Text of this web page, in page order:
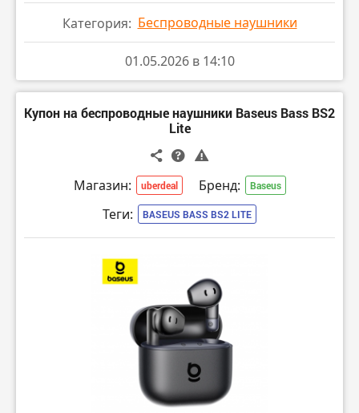
Категория: Беспроводные наушники
01.05.2026 в 14:10
Купон на беспроводные наушники Baseus Bass BS2
Lite
Магазин: uberdeal Бренд: Baseus
Теги: BASEUS BASS BS2 LITE